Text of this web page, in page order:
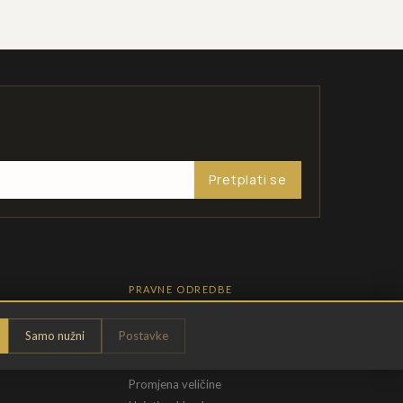
Samo nužni Postavke
Pretplati se
PRAVNE ODREDBE
Pravila privatnosti
Opći uvjeti
Promjena veličine